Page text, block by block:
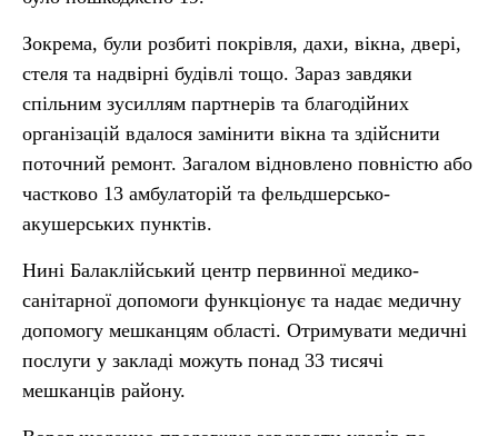
Зокрема, були розбиті покрівля, дахи, вікна, двері,
стеля та надвірні будівлі тощо. Зараз завдяки
спільним зусиллям партнерів та благодійних
організацій вдалося замінити вікна та здійснити
поточний ремонт. Загалом відновлено повністю або
частково 13 амбулаторій та фельдшерсько-
акушерських пунктів.
Нині Балаклійський центр первинної медико-
санітарної допомоги функціонує та надає медичну
допомогу мешканцям області. Отримувати медичні
послуги у закладі можуть понад 33 тисячі
мешканців району.